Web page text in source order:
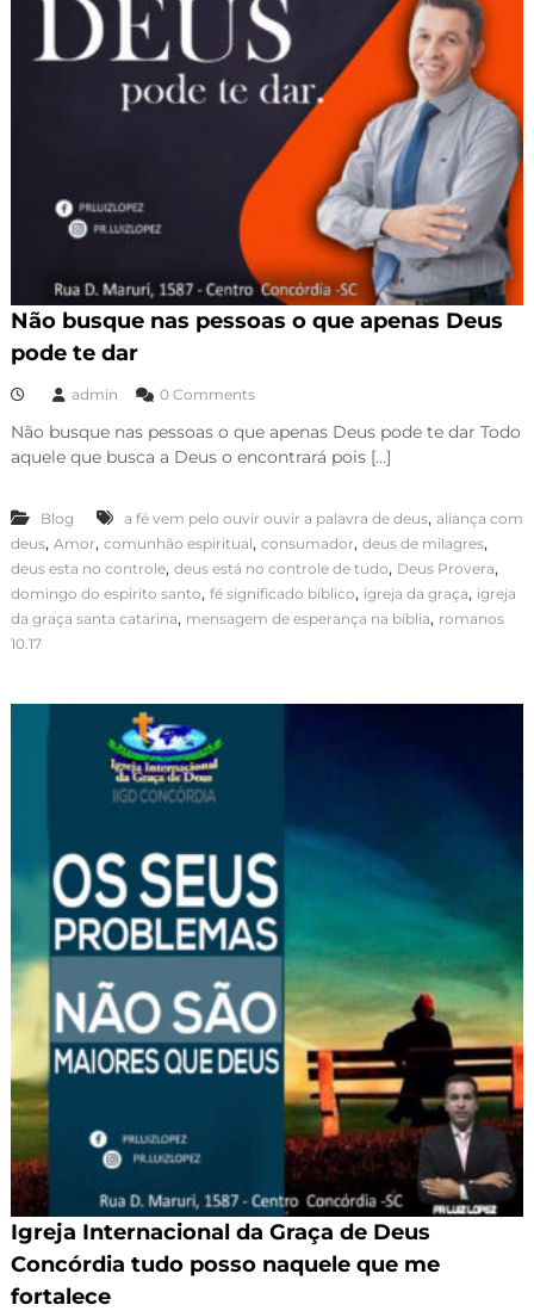
Não busque nas pessoas o que apenas Deus
pode te dar
admin 0 Comments
Não busque nas pessoas o que apenas Deus pode te dar Todo
aquele que busca a Deus o encontrará pois […]
Blog a fé vem pelo ouvir ouvir a palavra de deus, aliança com
deus, Amor, comunhão espiritual, consumador, deus de milagres,
deus esta no controle, deus está no controle de tudo, Deus Provera,
domingo do espirito santo, fé significado bíblico, igreja da graça, igreja
da graça santa catarina, mensagem de esperança na bíblia, romanos
10.17
Igreja Internacional da Graça de Deus
Concórdia tudo posso naquele que me
fortalece